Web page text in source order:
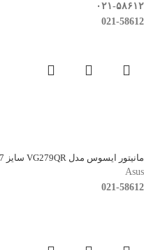
۰۲۱-۵۸۶۱۲
021-58612
مانیتور ایسوس مدل VG279QR سایز 27 اینچ
Asus
021-58612